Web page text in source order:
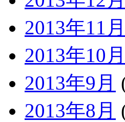
2013年11月
2013年10月
2013年9月
2013年8月